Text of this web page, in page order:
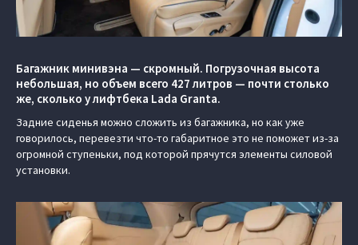
Багажник минивэна — скромный. Погрузочная высота
небольшая, но объем всего 427 литров — почти столько
же, сколько у лифтбека Lada Granta.
Задние сиденья можно сложить из багажника, но как уже
говорилось, перевезти что-то габаритное это не поможет из-за
огромной ступеньки, под которой прячутся элементы силовой
установки.